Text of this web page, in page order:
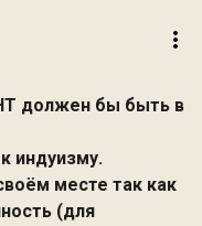
должен бы быть в
индуизму.
месте так как
(для